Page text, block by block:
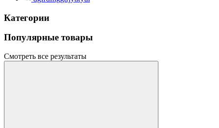
Категории
Популярные товары
Смотреть все результаты